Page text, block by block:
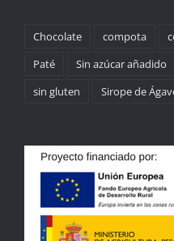
Chocolate compota
Paté
Sin azúcar añadido
sin gluten
Sirope de